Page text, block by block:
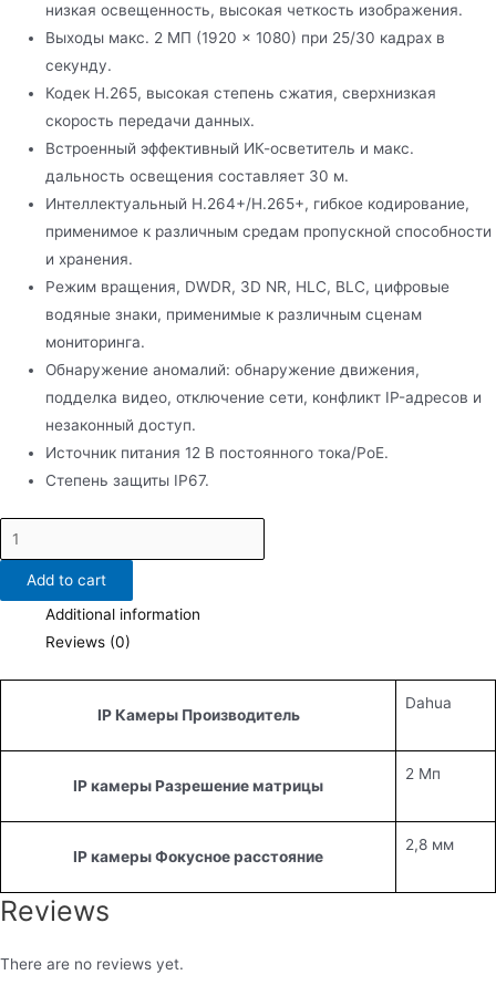
низкая освещенность, высокая четкость изображения.
Выходы макс. 2 МП (1920 × 1080) при 25/30 кадрах в
секунду.
Кодек H.265, высокая степень сжатия, сверхнизкая
скорость передачи данных.
Встроенный эффективный ИК-осветитель и макс.
дальность освещения составляет 30 м.
Интеллектуальный H.264+/H.265+, гибкое кодирование,
применимое к различным средам пропускной способности
и хранения.
Режим вращения, DWDR, 3D NR, HLC, BLC, цифровые
водяные знаки, применимые к различным сценам
мониторинга.
Обнаружение аномалий: обнаружение движения,
подделка видео, отключение сети, конфликт IP-адресов и
незаконный доступ.
Источник питания 12 В постоянного тока/PoE.
Степень защиты IP67.
DH-
IPC-
HFW1230S1P-
0280B-
Add to cart
Additional information
Reviews (0)
IP Камеры Производитель
Dahua
IP камеры Разрешение матрицы
2 Мп
IP камеры Фокусное расстояние
2,8 мм
Reviews
There are no reviews yet.